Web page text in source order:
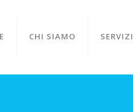
CHI SIAMO SERVIZI